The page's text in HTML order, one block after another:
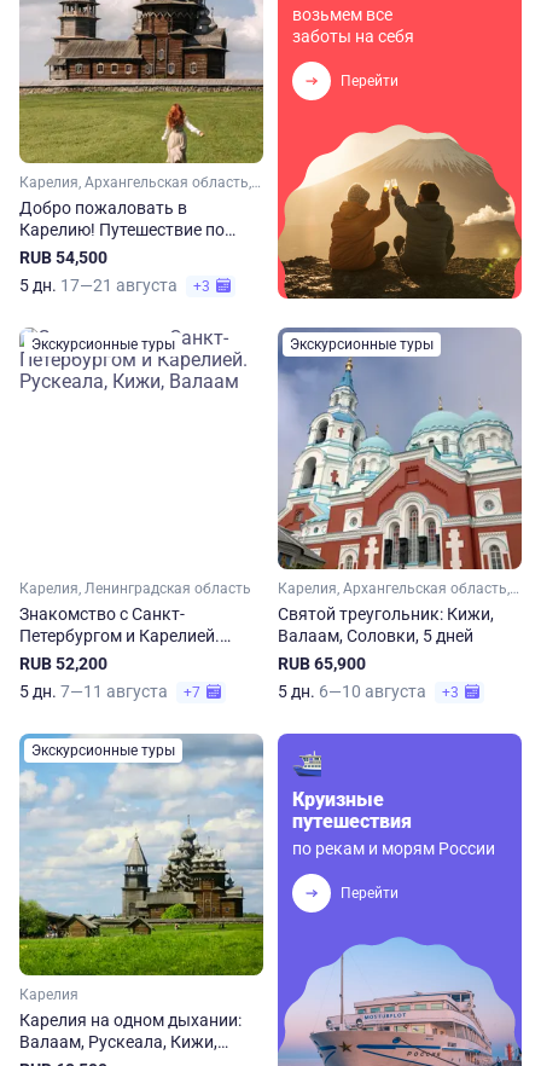
Карелия, Архангельская область, Арктика
Добро пожаловать в
Карелию! Путешествие по
легендарным местам
RUB 54,500
5 дн. 17—21 августа +3
возьмем все
заботы на себя
Перейти
Экскурсионные туры
Карелия, Ленинградская область
Знакомство с Санкт-
Петербургом и Карелией.
Рускеала, Кижи, Валаам
RUB 52,200
5 дн. 7—11 августа +7
Экскурсионные туры
Карелия, Архангельская область, Арктика
Святой треугольник: Кижи,
Валаам, Соловки, 5 дней
RUB 65,900
5 дн. 6—10 августа +3
Экскурсионные туры
Карелия
Карелия на одном дыхании:
Валаам, Рускеала, Кижи,
Круизные
путешествия
по рекам и морям России
Перейти